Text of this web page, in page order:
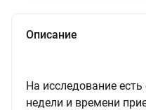
Описание
На исследование
недели и времени